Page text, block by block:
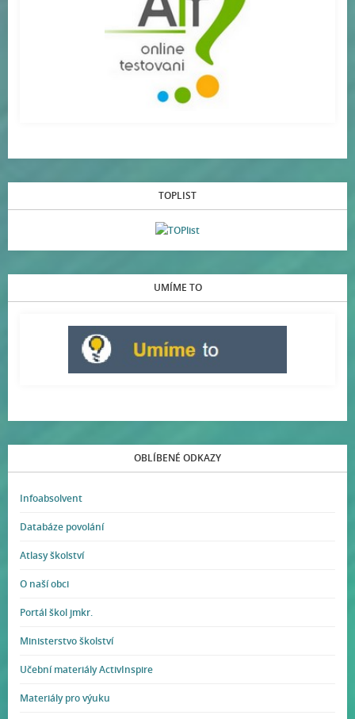
TOPLIST
UMÍME TO
OBLÍBENÉ ODKAZY
Infoabsolvent
Databáze povolání
Atlasy školství
O naší obci
Portál škol jmkr.
Ministerstvo školství
Učební materiály ActivInspire
Materiály pro výuku